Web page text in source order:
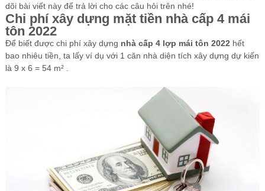
Phụ Kiện Phòng Sạch Kho Lạnh
dõi bài viết này để trả lời cho các câu hỏi trên nhé!
Chi phí xây dựng mặt tiền nhà cấp 4 mái
tôn 2022
Để biết được chi phí xây dựng nhà cấp 4 lợp mái tôn 2022 hết
bao nhiêu tiền, ta lấy ví dụ với 1 căn nhà diện tích xây dựng dự kiến
là 9 x 6 = 54 m² .